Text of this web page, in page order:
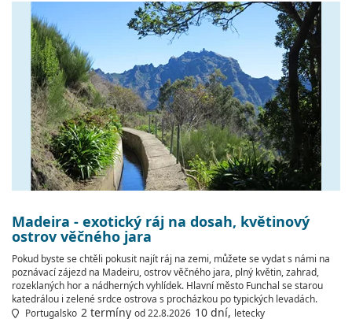
Madeira - exotický ráj na dosah, květinový
ostrov věčného jara
Pokud byste se chtěli pokusit najít ráj na zemi, můžete se vydat s námi na
poznávací zájezd na Madeiru, ostrov věčného jara, plný květin, zahrad,
rozeklaných hor a nádherných vyhlídek. Hlavní město Funchal se starou
katedrálou i zelené srdce ostrova s procházkou po typických levadách.
Portugalsko 2 termíny od 22.8.2026 10 dní, letecky